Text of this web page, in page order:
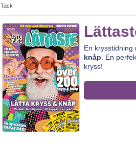
Tack
En krysstidning
knåp . En
kryss!